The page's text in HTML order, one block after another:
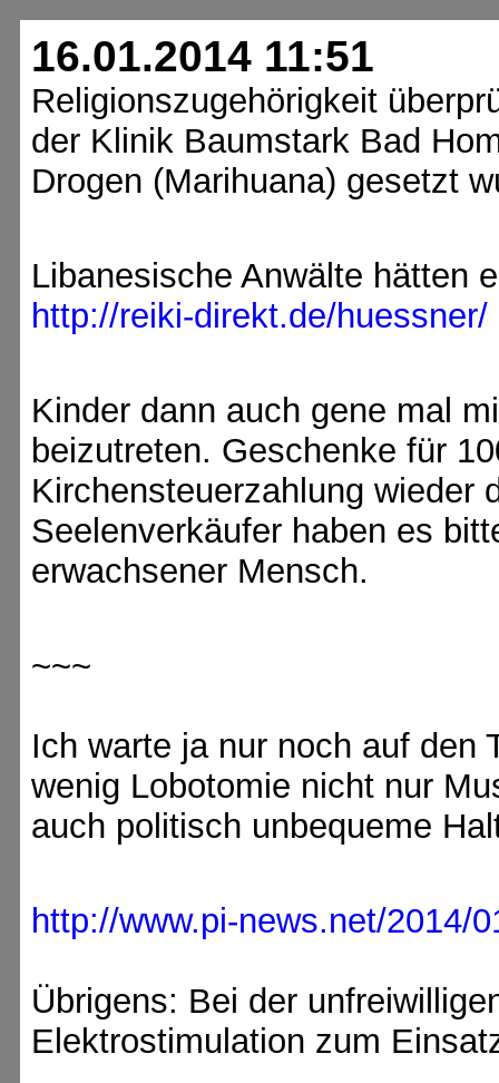
16.01.2014 11:51
Religionszugehörigkeit
der Klinik Baumstark Bad
Drogen (Marihuana) gesetzt
Libanesische Anwälte hätten
http://reiki-direkt.de/huessner/
Kinder dann auch gene mal
beizutreten. Geschenke für
Kirchensteuerzahlung wieder
Seelenverkäufer haben es
erwachsener Mensch.
~~~
Ich warte ja nur noch auf den
wenig Lobotomie nicht nur
auch politisch unbequeme
http://www.pi-news.net/2014/
Übrigens: Bei der
Elektrostimulation zum